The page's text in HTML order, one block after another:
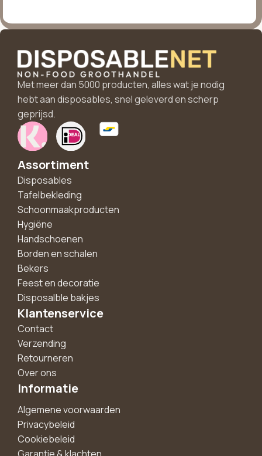
Met meer dan 5000 producten, alles wat je nodig
hebt aan disposables, snel geleverd en scherp
geprijsd.
Assortiment
Disposables
Tafelbekleding
Schoonmaakproducten
Hygiëne
Handschoenen
Borden en schalen
Bekers
Feest en decoratie
Disposalble bakjes
Klantenservice
Contact
Verzending
Retourneren
Over ons
Informatie
Algemene voorwaarden
Privacybeleid
Cookiebeleid